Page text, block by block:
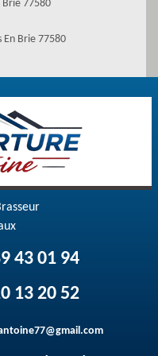
77580
Brie 77580
43 01 94
13 20 52